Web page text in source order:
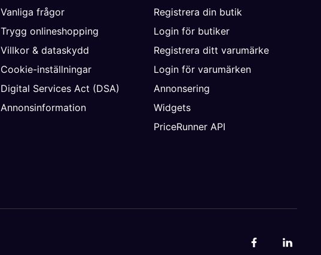
Vanliga frågor
Trygg onlineshopping
Villkor & dataskydd
Cookie-inställningar
Digital Services Act (DSA)
Annonsinformation
Registrera din butik
Login för butiker
Registrera ditt varumärke
Login för varumärken
Annonsering
Widgets
PriceRunner API